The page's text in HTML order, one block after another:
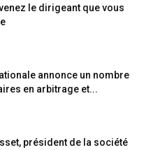
le dirigeant que vous
annonce un nombre
en arbitrage et...
président de la société